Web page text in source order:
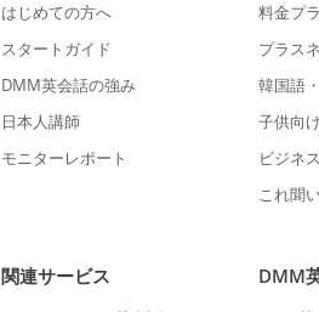
はじめての方へ
スタートガイド
DMM英会話の強み
日本人講師
モニターレポート
料金プ
プラス
韓国語
子供向
ビジネ
これ聞
関連サービス DMM